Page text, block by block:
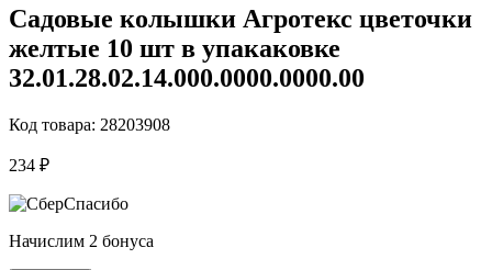
Садовые колышки Агротекс цветочки
желтые 10 шт в упакаковке
32.01.28.02.14.000.0000.0000.00
Код товара: 28203908
234 ₽
Начислим 2 бонуса